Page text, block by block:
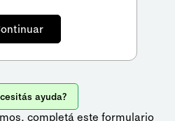
ayuda?
completá este formulario